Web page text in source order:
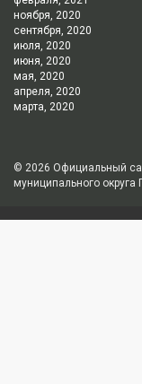
ноября, 2020
сентября, 2020
июля, 2020
июня, 2020
мая, 2020
апреля, 2020
марта, 2020
© 2026 Официальный
муниципального округа